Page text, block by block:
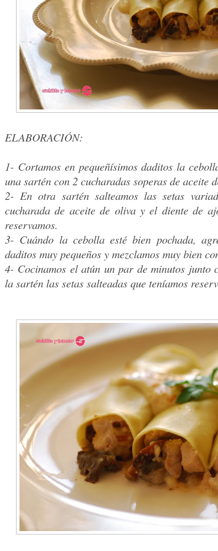
ELABORACIÓN:
1- Cortamos en pequeñísimos daditos la
una sartén con 2 cucharadas soperas de aceite
2- En otra sartén salteamos las setas
cucharada de aceite de oliva y el diente de
reservamos.
3- Cuándo la cebolla esté bien pochada,
daditos muy pequeños y mezclamos muy bien
4- Cocinamos el atún un par de minutos junto
la sartén las setas salteadas que teníamos